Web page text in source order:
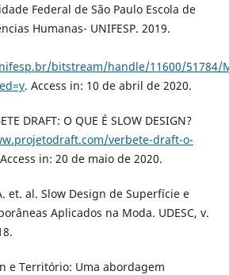
Federal de São Paulo Escola de
Humanas- UNIFESP. 2019.
bitstream/handle/11600/51784/
. Access in: 10 de abril de 2020.
DRAFT: O QUE É SLOW DESIGN?
verbete-draft-o-
in: 20 de maio de 2020.
et. al. Slow Design de Superfície e
Aplicados na Moda. UDESC, v.
e Território: Uma abordagem